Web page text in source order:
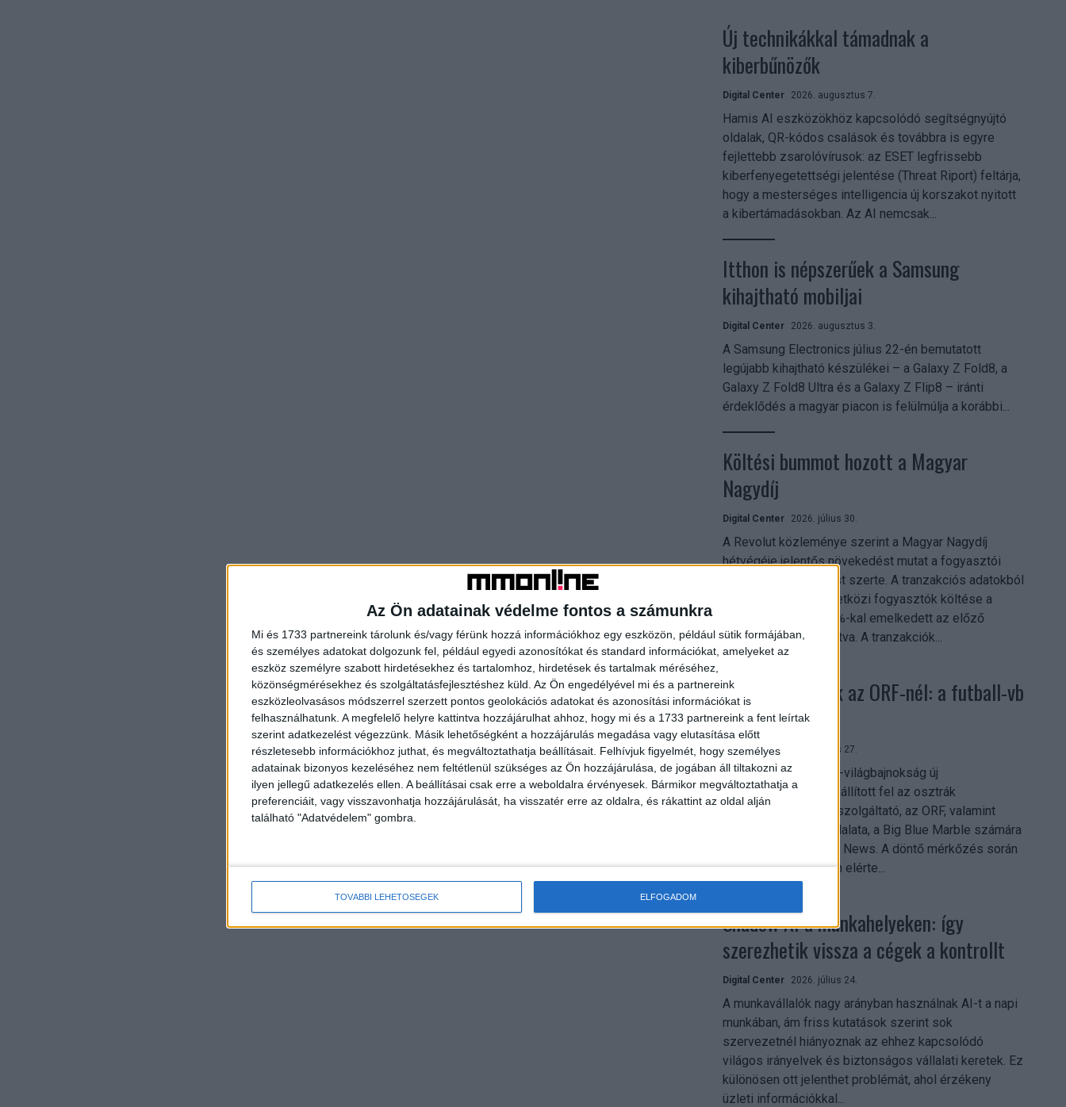
Az Ön adatainak védelme fontos a számunkra
Mi és 1733 partnereink tárolunk és/vagy férünk hozzá információkhoz egy eszközön, például sütik formájában,
és személyes adatokat dolgozunk fel, például egyedi azonosítókat és standard információkat, amelyeket az
eszköz személyre szabott hirdetésekhez és tartalomhoz, hirdetések és tartalmak méréséhez,
közönségmérésekhez és szolgáltatásfejlesztéshez küld. Az Ön engedélyével mi és a partnereink
eszközleolvasásos módszerrel szerzett pontos geolokációs adatokat és azonosítási információkat is
felhasználhatunk. A megfelelő helyre kattintva hozzájárulhat ahhoz, hogy mi és a 1733 partnereink a fent leírtak
szerint adatkezelést végezzünk. Másik lehetőségként a hozzájárulás megadása vagy elutasítása előtt
részletesebb információkhoz juthat, és megváltoztathatja beállításait. Felhívjuk figyelmét, hogy személyes
adatainak bizonyos kezeléséhez nem feltétlenül szükséges az Ön hozzájárulása, de jogában áll tiltakozni az
ilyen jellegű adatkezelés ellen. A beállításai csak erre a weboldalra érvényesek. Bármikor megváltoztathatja a
preferenciáit, vagy visszavonhatja hozzájárulását, ha visszatér erre az oldalra, és rákattint az oldal alján
található "Adatvédelem" gombra.
TOVÁBBI LEHETŐSÉGEK ELFOGADOM
Új technikákkal támadnak a
kiberbűnözők
Digital Center 2026. augusztus 7.
Hamis AI eszközökhöz kapcsolódó segítségnyújtó
oldalak, QR-kódos csalások és továbbra is egyre
fejlettebb zsarolóvírusok: az ESET legfrissebb
kiberfenyegetettségi jelentése (Threat Riport) feltárja,
hogy a mesterséges intelligencia új korszakot nyitott
a kibertámadásokban. Az AI nemcsak...
Itthon is népszerűek a Samsung
kihajtható mobiljai
Digital Center 2026. augusztus 3.
A Samsung Electronics július 22-én bemutatott
legújabb kihajtható készülékei – a Galaxy Z Fold8, a
Galaxy Z Fold8 Ultra és a Galaxy Z Flip8 – iránti
érdeklődés a magyar piacon is felülmúlja a korábbi...
Költési bummot hozott a Magyar
Nagydíj
Digital Center 2026. július 30.
A Revolut közleménye szerint a Magyar Nagydíj
hétvégéje jelentős növekedést mutat a fogyasztói
aktivitásban Budapest szerte. A tranzakciós adatokból
kiderül, hogy a nemzetközi fogyasztók költése a
versenyhétvégén 26%-kal emelkedett az előző
hétvégéhez viszonyítva. A tranzakciók...
Rekordok dőltek az ORF-nél: a futball-vb
mindent vitt
Digital Center 2026. július 27.
A 2026-os labdarúgó-világbajnokság új
streamingrekordokat állított fel az osztrák
közszolgálati műsorszolgáltató, az ORF, valamint
technológiai leányvállalata, a Big Blue Marble számára
– írja a Broadband TV News. A döntő mérkőzés során
az átlagos nézőszám elérte...
Shadow AI a munkahelyeken: így
szerezhetik vissza a cégek a kontrollt
Digital Center 2026. július 24.
A munkavállalók nagy arányban használnak AI-t a napi
munkában, ám friss kutatások szerint sok
szervezetnél hiányoznak az ehhez kapcsolódó
világos irányelvek és biztonságos vállalati keretek. Ez
különösen ott jelenthet problémát, ahol érzékeny
üzleti információkkal...